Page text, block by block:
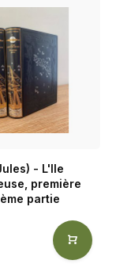
- L'Ile
première
partie